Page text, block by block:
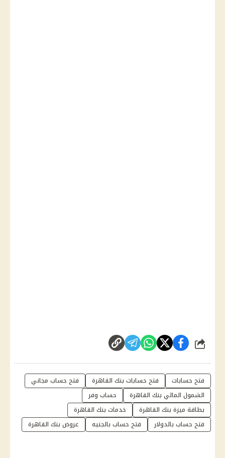
شارك
فتح حسابات فتح حسابات بنك القاهرة
فتح حساب مجاني
الشمول المالي بنك القاهرة
حساب وفر
بطاقة ميزة بنك القاهرة
خدمات بنك القاهرة
فتح حساب بالدولار
فتح حساب بالجنيه عروض بنك القاهرة